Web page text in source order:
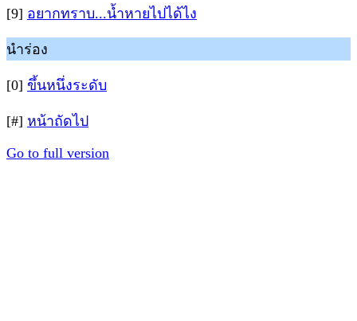
[9] อยากทราบ...น้ำหายไปได้ไง
นำร่อง
[0] ขึ้นหนึ่งระดับ
[#] หน้าถัดไป
Go to full version